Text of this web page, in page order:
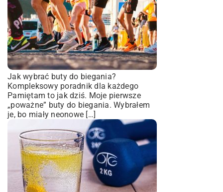
Jak wybrać buty do biegania?
Kompleksowy poradnik dla każdego
Pamiętam to jak dziś. Moje pierwsze
„poważne” buty do biegania. Wybrałem
je, bo miały neonowe […]